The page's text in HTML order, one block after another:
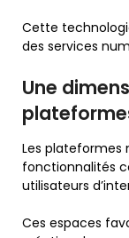
Cette
des services
Une
Les plateformes
fonctionnalités
utilisateurs
Ces espaces